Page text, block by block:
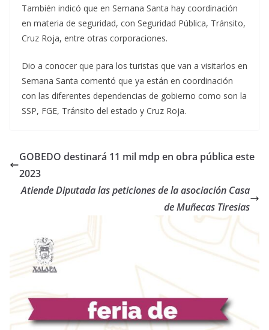
También indicó que en Semana Santa hay coordinación
en materia de seguridad, con Seguridad Pública, Tránsito,
Cruz Roja, entre otras corporaciones.
Dio a conocer que para los turistas que van a visitarlos en
Semana Santa comentó que ya están en coordinación
con las diferentes dependencias de gobierno como son la
SSP, FGE, Tránsito del estado y Cruz Roja.
GOBEDO destinará 11 mil mdp en obra pública este
2023
Atiende Diputada las peticiones de la asociación Casa
de Muñecas Tiresias